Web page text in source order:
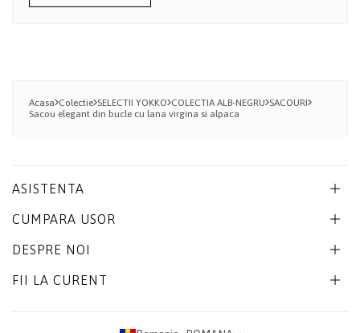
Acasa Colectie SELECTII YOKKO COLECTIA ALB-NEGRU SACOURI
Sacou elegant din bucle cu lana virgina si alpaca
ASISTENTA
CUMPARA USOR
DESPRE NOI
FII LA CURENT